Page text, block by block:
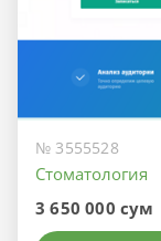
№ 3555528
Стоматология
3 650 000 сум